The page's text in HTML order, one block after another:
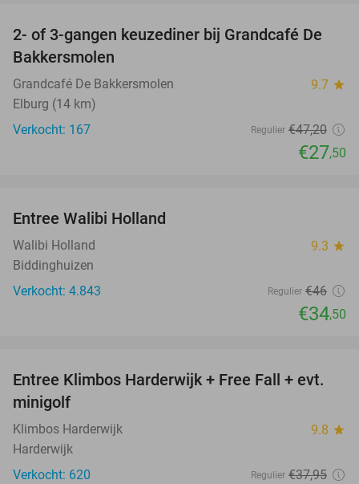
42%
2- of 3-gangen keuzediner bij Grandcafé De
Bakkersmolen
Grandcafé De Bakkersmolen 9.7 star
Elburg (14 km)
Verkocht: 167
Regulier €47,20
€27,50
Entree Walibi Holland
Walibi Holland 9.3 star
Biddinghuizen
Verkocht: 4.843
Regulier €46
€34,50
30%
Entree Klimbos Harderwijk + Free Fall + evt.
minigolf
Klimbos Harderwijk 9.8 star
Harderwijk
Verkocht: 620
Regulier €37,95